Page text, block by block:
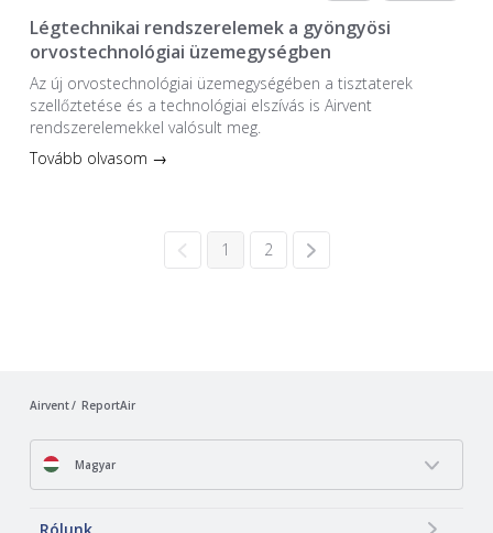
Légtechnikai rendszerelemek a gyöngyösi
orvostechnológiai üzemegységben
Az új orvostechnológiai üzem­egységében a tiszta­terek
szellőztetése és a technológiai elszívás is Airvent
rendszerelemekkel valósult meg.
Tovább olvasom →
1 2
Airvent ReportAir
Magyar